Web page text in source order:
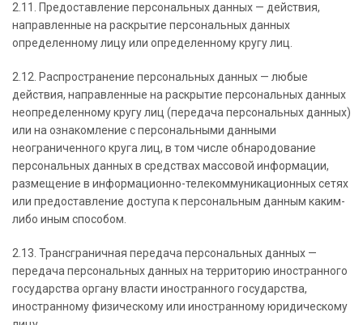
2.11. Предоставление персональных данных — действия,
направленные на раскрытие персональных данных
определенному лицу или определенному кругу лиц.
2.12. Распространение персональных данных — любые
действия, направленные на раскрытие персональных данных
неопределенному кругу лиц (передача персональных данных)
или на ознакомление с персональными данными
неограниченного круга лиц, в том числе обнародование
персональных данных в средствах массовой информации,
размещение в информационно-телекоммуникационных сетях
или предоставление доступа к персональным данным каким-
либо иным способом.
2.13. Трансграничная передача персональных данных —
передача персональных данных на территорию иностранного
государства органу власти иностранного государства,
иностранному физическому или иностранному юридическому